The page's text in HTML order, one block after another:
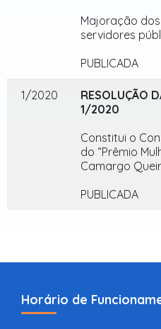
Majoração
servidores
PUBLICADA
1/2020
RESOLUÇÃO
1/2020
Constitui o
do “Prêmio
Camargo
PUBLICADA
Horário de